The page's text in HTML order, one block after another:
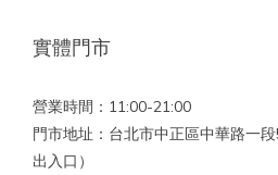
實體門市
營業時間：11:00-21:00
門市地址：台北市中正區中華路一
出入口）